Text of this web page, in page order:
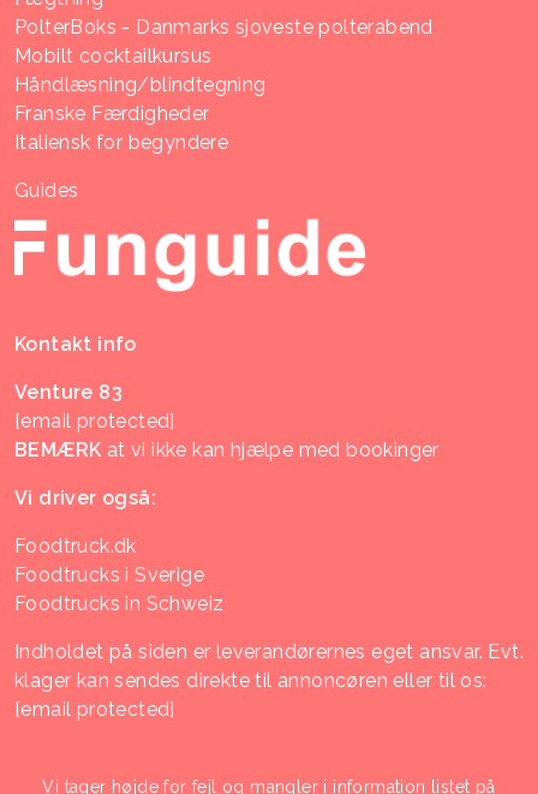
PolterBoks - Danmarks sjoveste polterabend
Mobilt cocktailkursus
Håndlæsning/blindtegning
Franske Færdigheder
Italiensk for begyndere
Guides
Kontakt info
Venture 83
[email protected]
BEMÆRK at vi ikke kan hjælpe med bookinger
Vi driver også:
Foodtruck.dk
Foodtrucks i Sverige
Foodtrucks in Schweiz
Indholdet på siden er leverandørernes eget ansvar. Evt.
klager kan sendes direkte til annoncøren eller til os:
[email protected]
Vi tager højde for fejl og mangler i information listet på